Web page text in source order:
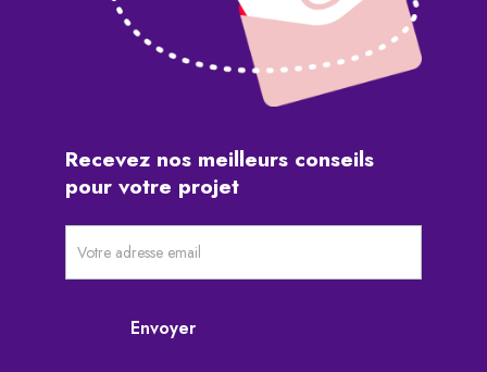
Recevez nos meilleurs conseils
pour votre projet
pré-
Envoyer